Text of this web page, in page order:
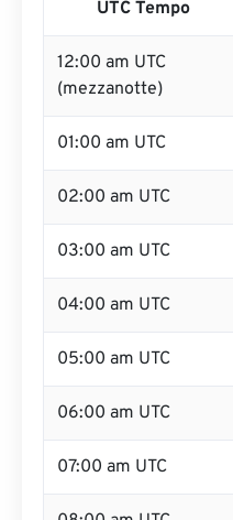
UTC Tempo
12:00 am UTC
(mezzanotte)
01:00 am UTC
02:00 am UTC
03:00 am UTC
04:00 am UTC
05:00 am UTC
06:00 am UTC
07:00 am UTC